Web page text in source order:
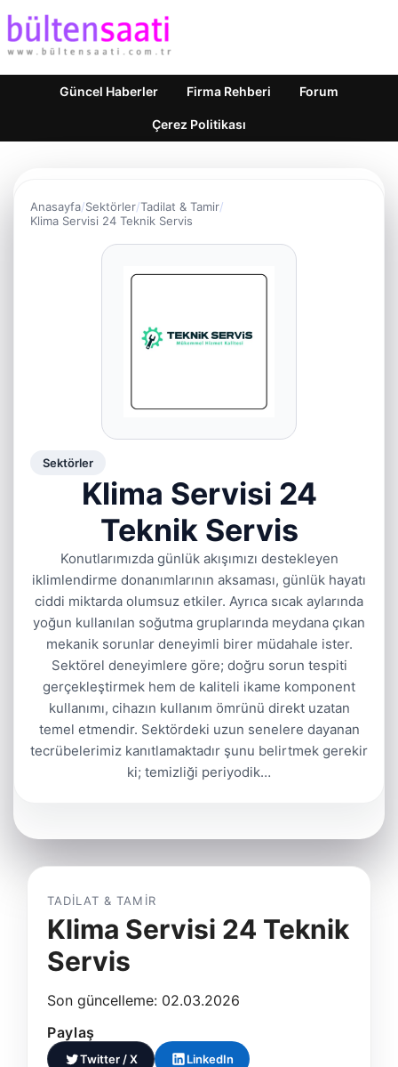
Güncel Haberler Firma Rehberi Forum
Çerez Politikası
Anasayfa Sektörler Tadilat & Tamir
Klima Servisi 24 Teknik Servis
Sektörler
Klima Servisi 24
Teknik Servis
Konutlarımızda günlük akışımızı destekleyen
iklimlendirme donanımlarının aksaması, günlük hayatı
ciddi miktarda olumsuz etkiler. Ayrıca sıcak aylarında
yoğun kullanılan soğutma gruplarında meydana çıkan
mekanik sorunlar deneyimli birer müdahale ister.
Sektörel deneyimlere göre; doğru sorun tespiti
gerçekleştirmek hem de kaliteli ikame komponent
kullanımı, cihazın kullanım ömrünü direkt uzatan
temel etmendir. Sektördeki uzun senelere dayanan
tecrübelerimiz kanıtlamaktadır şunu belirtmek gerekir
ki; temizliği periyodik…
TADILAT & TAMIR
Klima Servisi 24 Teknik
Servis
Son güncelleme: 02.03.2026
Paylaş
Twitter / X LinkedIn